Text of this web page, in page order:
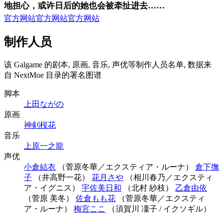
地担心，或许日后的她也会被牵扯进去……
官方网站官方网站官方网站
制作人员
该 Galgame 的剧本, 原画, 音乐, 声优等制作人员名单, 数据来
自 NextMoe 目录的署名图谱
脚本
上田ながの
原画
神剣桜花
音乐
上原一之龍
声优
小倉結衣 （菅原冬華／エクスティア・ルーナ） 倉下撫
子 （井高野一花） 花月さや （相川春乃／エクスティ
ア・イグニス） 宇佐美日和 （北村 紗枝） 乙倉由依
（菅原 美冬） 佐倉もも花 （菅原冬華／エクスティ
ア・ルーナ） 梅宮ここ
（須賀川 凜子 / イクソギル）